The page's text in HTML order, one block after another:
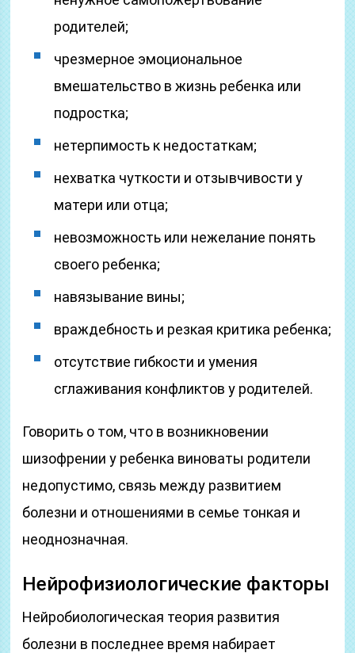
родителей;
чрезмерное эмоциональное
вмешательство в жизнь ребенка или
подростка;
нетерпимость к недостаткам;
нехватка чуткости и отзывчивости у
матери или отца;
невозможность или нежелание понять
своего ребенка;
навязывание вины;
враждебность и резкая критика ребенка;
отсутствие гибкости и умения
сглаживания конфликтов у родителей.
Говорить о том, что в возникновении
шизофрении у ребенка виноваты родители
недопустимо, связь между развитием
болезни и отношениями в семье тонкая и
неоднозначная.
Нейрофизиологические факторы
Нейробиологическая теория развития
болезни в последнее время набирает